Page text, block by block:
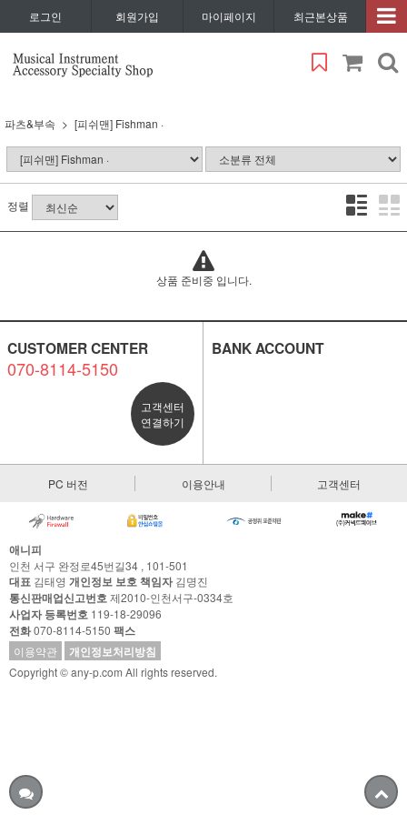
로그인 회원가입 마이페이지 최근본상품
파츠&부속 [피쉬맨] Fishman ·
정렬
상품 준비중 입니다.
CUSTOMER CENTER
070-8114-5150
고객센터
연결하기
BANK ACCOUNT
PC 버전 이용안내 고객센터
애니피
인천 서구 완정로45번길34 , 101-501
대표 김태영 개인정보 보호 책임자김명진
통신판매업신고번호제2010-인천서구-0334호
사업자 등록번호 119-18-29096
전화070-8114-5150 팩스
이용약관 개인정보처리방침
Copyright © any-p.com All rights reserved.